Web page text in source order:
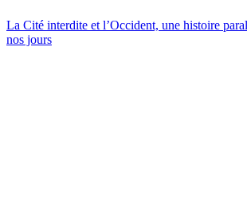
La Cité interdite et l’Occident, une histoire
nos jours